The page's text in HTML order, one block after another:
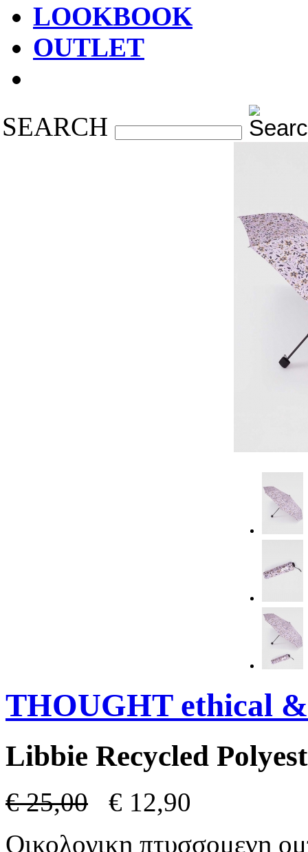
LOOKBOOK
OUTLET
SEARCH
THOUGHT ethical
Libbie Recycled
€25,00 € 12,90
Οικολογικη πτυσσομενη